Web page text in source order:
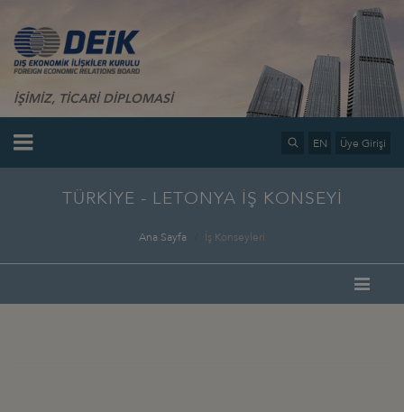
İŞİMİZ, TİCARİ DİPLOMASİ
EN Üye Girişi
TÜRKİYE - LETONYA İŞ KONSEYİ
Ana Sayfa İş Konseyleri